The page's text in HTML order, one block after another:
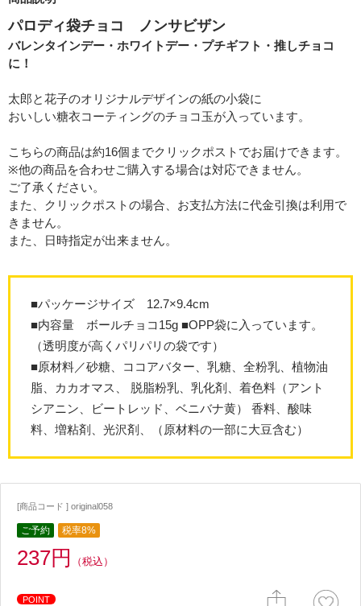
パロディ袋チョコ ノンサビザン
バレンタインデー・ホワイトデー・プチギフト・推しチョコ
に！
太郎と花子のオリジナルデザインの紙の小袋に
おいしい糖衣コーティングのチョコ玉が入っています。
こちらの商品は約16個までクリックポストでお届けできます。
※他の商品を合わせご購入する場合は対応できません。
ご了承ください。
また、クリックポストの場合、お支払方法に代金引換は利用で
きません。
また、日時指定が出来ません。
■パッケージサイズ 12.7×9.4cm
■内容量 ボールチョコ15g ■OPP袋に入っています。
（透明度が高くパリパリの袋です）
■原材料／砂糖、ココアバター、乳糖、全粉乳、植物油
脂、カカオマス、 脱脂粉乳、乳化剤、着色料（アント
シアニン、ビートレッド、ベニバナ黄） 香料、酸味
料、増粘剤、光沢剤、（原材料の一部に大豆含む）
[商品コード ] original058
ご予約 税率8%
237円 （税込）
POINT